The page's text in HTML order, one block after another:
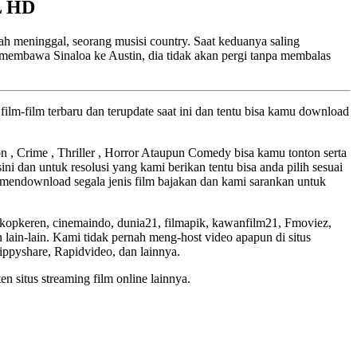
HD
meninggal, seorang musisi country. Saat keduanya saling
Sinaloa ke Austin, dia tidak akan pergi tanpa membalas
film terbaru dan terupdate saat ini dan tentu bisa kamu download
, Crime , Thriller , Horror Ataupun Comedy bisa kamu tonton serta
dan untuk resolusi yang kami berikan tentu bisa anda pilih sesuai
segala jenis film bajakan dan kami sarankan untuk
cinemaindo, dunia21, filmapik, kawanfilm21, Fmoviez,
lain. Kami tidak pernah meng-host video apapun di situs
Rapidvideo, dan lainnya.
situs streaming film online lainnya.